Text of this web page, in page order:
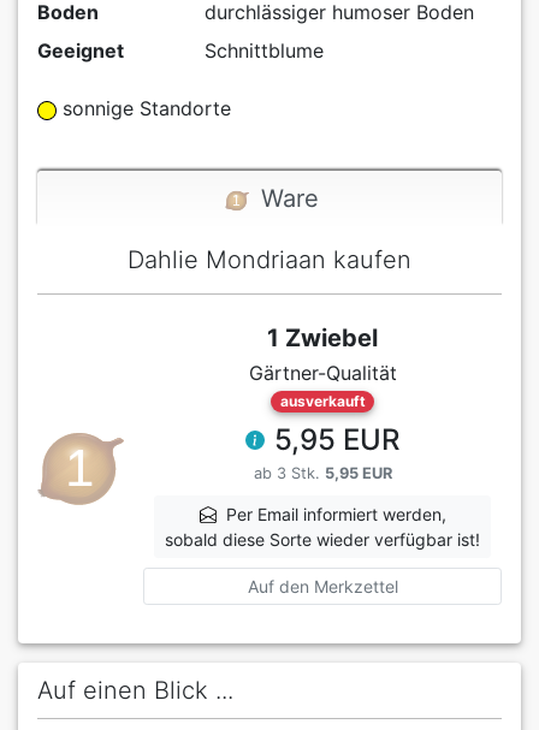
Boden
durchlässiger humoser Boden
Geeignet
Schnittblume
sonnige Standorte
Ware
Dahlie Mondriaan kaufen
1 Zwiebel
Gärtner-Qualität
ausverkauft
5,95 EUR
ab 3 Stk. 5,95 EUR
Per Email informiert werden,
sobald diese Sorte wieder verfügbar ist!
Auf den Merkzettel
Auf einen Blick ...